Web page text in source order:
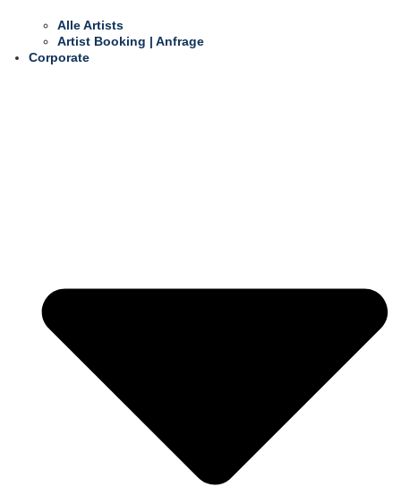
Alle Artists
Artist Booking | Anfrage
Corporate